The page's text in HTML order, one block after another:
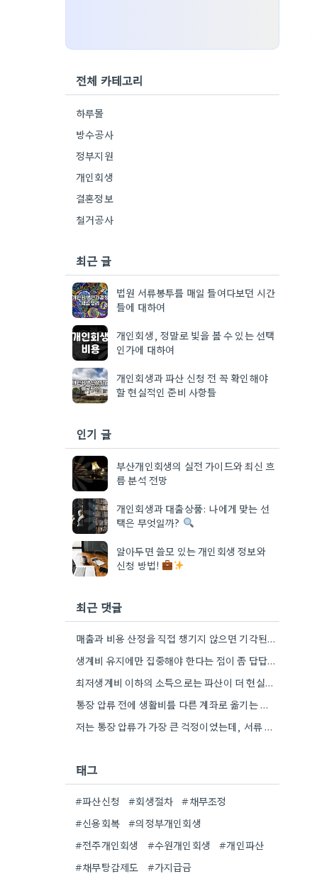
전체 카테고리
하루몰
방수공사
정부지원
개인회생
결혼정보
철거공사
최근 글
법원 서류봉투를 매일 들여다보던 시간
들에 대하여
개인회생, 정말로 빛을 볼 수 있는 선택
인가에 대하여
개인회생과 파산 신청 전 꼭 확인해야
할 현실적인 준비 사항들
인기 글
부산개인회생의 실전 가이드와 최신 흐
름 분석 전망
개인회생과 대출상품: 나에게 맞는 선
택은 무엇일까?
알아두면 쓸모 있는 개인회생 정보와
신청 방법!
최근 댓글
매출과 비용 산정을 직접 챙기지 않으면 기각된다는 점, 정말 중요한 포인트네요. 주변 지인 경험을 통해…
생계비 유지에만 집중해야 한다는 점이 좀 답답하게 느껴지네요. 특히 물가 상승률을 고려하면 현실적으로 버티기가 정말…
최저생계비 이하의 소득으로는 파산이 더 현실적인 선택일 수 있겠네요. 상황에 따라 달라지겠지만, 꼼꼼하게 재산 평가를…
통장 압류 전에 생활비를 다른 계좌로 옮기는 게 정말 중요하네요. 제가 비슷한 경험이 있어서 그…
저는 통장 압류가 가장 큰 걱정이었는데, 서류 준비를 꼼꼼히 해야 한다는 점이 특히 와닿네요. 법무사…
태그
#파산신청 #회생절차
#채무조정
#신용회복
#의정부개인회생
#전주개인회생
#수원개인회생
#개인파산
#채무탕감제도
#가지급금